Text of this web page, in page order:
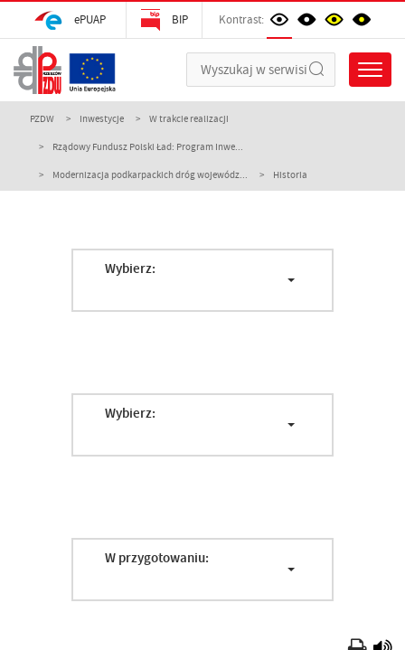
ePUAP BIP Kontrast:
PZDW Inwestycje W trakcie realizacji
Rządowy Fundusz Polski Ład: Program Inwe...
Modernizacja podkarpackich dróg wojewódz... Historia
Wybierz:
Wybierz:
W przygotowaniu: